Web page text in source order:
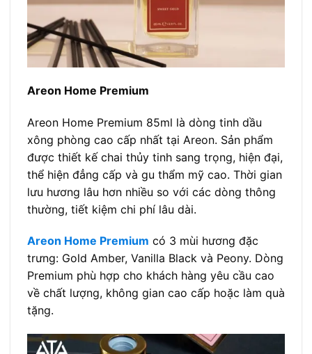
Areon Home Premium
Areon Home Premium 85ml là dòng tinh dầu
xông phòng cao cấp nhất tại Areon. Sản phẩm
được thiết kế chai thủy tinh sang trọng, hiện đại,
thể hiện đẳng cấp và gu thẩm mỹ cao. Thời gian
lưu hương lâu hơn nhiều so với các dòng thông
thường, tiết kiệm chi phí lâu dài.
Areon Home Premium có 3 mùi hương đặc
trưng: Gold Amber, Vanilla Black và Peony. Dòng
Premium phù hợp cho khách hàng yêu cầu cao
về chất lượng, không gian cao cấp hoặc làm quà
tặng.